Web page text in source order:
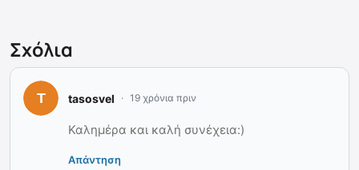
Σχόλια
tasosvel 19 χρόνια πριν
Καλημέρα και καλή συνέχεια:)
Απάντηση